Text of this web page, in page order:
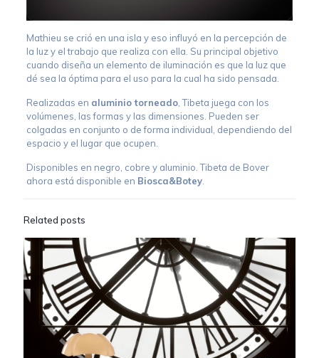
Mathieu se crió en una isla y eso influyó en la percepción de
la luz y el trabajo que realiza con ella. Su principal objetivo
cuando diseña un elemento de iluminación es que la luz que
dé sea la óptima para el uso para la cual ha sido pensada.
Realizadas en aluminio torneado, Tibeta juega con los
volúmenes, las formas y las dimensiones. Pueden ser
colgadas en conjunto o de forma individual, dependiendo del
espacio y el lugar que ocupen.
Disponibles en negro, cobre y aluminio. Tibeta de Bover
ahora está disponible en Biosca&Botey.
Related posts